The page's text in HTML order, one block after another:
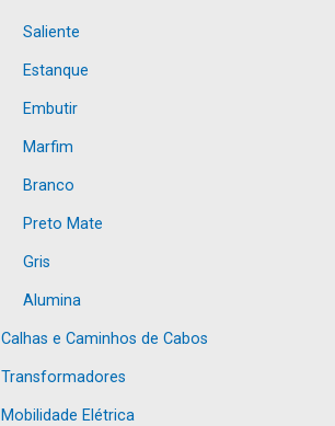
Saliente
Estanque
Embutir
Marfim
Branco
Preto Mate
Gris
Alumina
Calhas e Caminhos de Cabos
Transformadores
Mobilidade Elétrica